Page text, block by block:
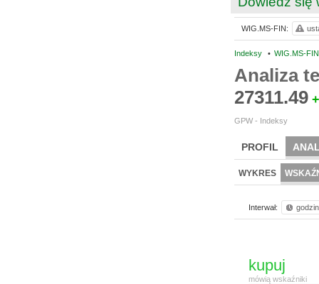
Indeksy • WIG.MS-
Analiza
27311.49
GPW - Indeksy
PROFIL
WYKRES
Interwał:
kupuj
mówią wskaźniki
WIG.MS-FIN: